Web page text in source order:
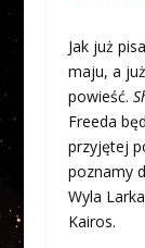
Jak już
maju, a
powieść.
Freeda
przyjętej
poznamy
Wyla
Kairos.